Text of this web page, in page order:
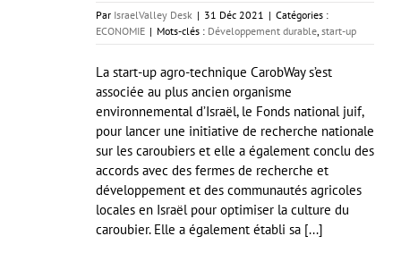
Par IsraelValley Desk | 31 Déc 2021 | Catégories :
ECONOMIE | Mots-clés : Développement durable start-up
La start-up agro-technique CarobWay s’est
associée au plus ancien organisme
environnemental d’Israël, le Fonds national juif,
pour lancer une initiative de recherche nationale
sur les caroubiers et elle a également conclu des
accords avec des fermes de recherche et
développement et des communautés agricoles
locales en Israël pour optimiser la culture du
caroubier. Elle a également établi sa [...]